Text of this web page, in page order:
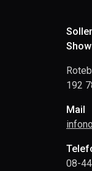
192
Mail
08-